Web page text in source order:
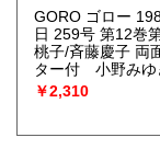
GORO ゴロー
日 259号 第12巻
桃子/斉藤慶子 両
ター付 小野みゆ
よみ・大場久美子
松本伊代・山本ひ
子・「CFホット
￥2,310